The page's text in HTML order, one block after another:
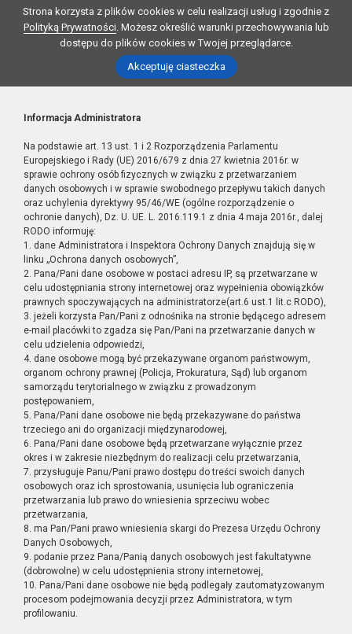
Strona korzysta z plików cookies w celu realizacji usług i zgodnie z
Polityką Prywatności. Możesz określić warunki przechowywania lub
dostępu do plików cookies w Twojej przeglądarce.
Akceptuję ciasteczka
Informacja Administratora
Na podstawie art. 13 ust. 1 i 2 Rozporządzenia Parlamentu
Europejskiego i Rady (UE) 2016/679 z dnia 27 kwietnia 2016r. w
sprawie ochrony osób fizycznych w związku z przetwarzaniem
danych osobowych i w sprawie swobodnego przepływu takich danych
oraz uchylenia dyrektywy 95/46/WE (ogólne rozporządzenie o
ochronie danych), Dz. U. UE. L. 2016.119.1 z dnia 4 maja 2016r., dalej
RODO informuję:
1. dane Administratora i Inspektora Ochrony Danych znajdują się w
linku „Ochrona danych osobowych”,
2. Pana/Pani dane osobowe w postaci adresu IP, są przetwarzane w
celu udostępniania strony internetowej oraz wypełnienia obowiązków
prawnych spoczywających na administratorze(art.6 ust.1 lit.c RODO),
3. jeżeli korzysta Pan/Pani z odnośnika na stronie będącego adresem
e-mail placówki to zgadza się Pan/Pani na przetwarzanie danych w
celu udzielenia odpowiedzi,
4. dane osobowe mogą być przekazywane organom państwowym,
organom ochrony prawnej (Policja, Prokuratura, Sąd) lub organom
samorządu terytorialnego w związku z prowadzonym
postępowaniem,
5. Pana/Pani dane osobowe nie będą przekazywane do państwa
trzeciego ani do organizacji międzynarodowej,
6. Pana/Pani dane osobowe będą przetwarzane wyłącznie przez
okres i w zakresie niezbędnym do realizacji celu przetwarzania,
7. przysługuje Panu/Pani prawo dostępu do treści swoich danych
osobowych oraz ich sprostowania, usunięcia lub ograniczenia
przetwarzania lub prawo do wniesienia sprzeciwu wobec
przetwarzania,
8. ma Pan/Pani prawo wniesienia skargi do Prezesa Urzędu Ochrony
Danych Osobowych,
9. podanie przez Pana/Panią danych osobowych jest fakultatywne
(dobrowolne) w celu udostępnienia strony internetowej,
10. Pana/Pani dane osobowe nie będą podlegały zautomatyzowanym
procesom podejmowania decyzji przez Administratora, w tym
profilowaniu.